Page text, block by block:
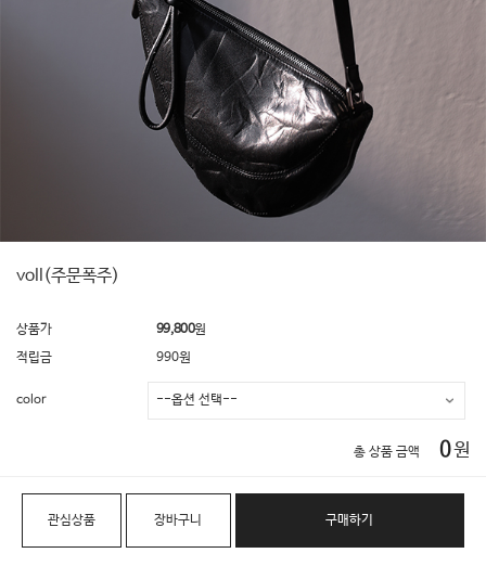
voll(주문폭주)
상품가 99,800원
적립금
990원
color
총 상품 금액 0원
관심상품 장바구니 구매하기